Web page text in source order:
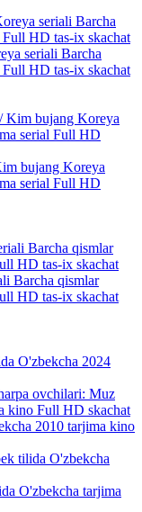
seriali Barcha
HD tas-ix skachat
bujang Koreya
serial Full HD
Barcha qismlar
HD tas-ix skachat